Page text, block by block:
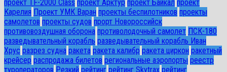
проект TF-2000 Class проект Арктур проект Байкал проект
Карелия Проект УМК Варан проекты беспилотников проекты
самолетов проекты судов прорт Новороссийск
противовоздушная оборона противолодочный самолет ПСК-180
разведывательный корабль разведывательный корабль Иван
Хрус разрез судна ракета ракета калибр ракета циркон ракетный
крейсер распродажа билетов региональные аэропорты реестр
туроператоров Резкий рейтинг рейтинг Skytrax рейтинг